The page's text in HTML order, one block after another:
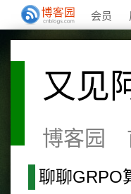
会员
又见
博客园
聊聊GRPO